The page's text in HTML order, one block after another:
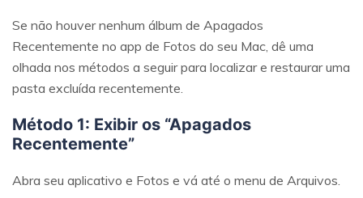
Se não houver nenhum álbum de Apagados
Recentemente no app de Fotos do seu Mac, dê uma
olhada nos métodos a seguir para localizar e restaurar uma
pasta excluída recentemente.
Método 1: Exibir os “Apagados
Recentemente”
Abra seu aplicativo e Fotos e vá até o menu de Arquivos.